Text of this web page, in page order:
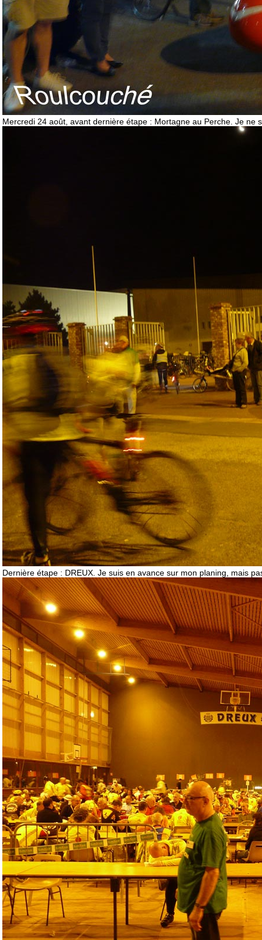
Mercredi 24 août, avant dernière étape : Mortagne au Perche. Je ne
Dernière étape : DREUX. Je suis en avance sur mon planing, mais